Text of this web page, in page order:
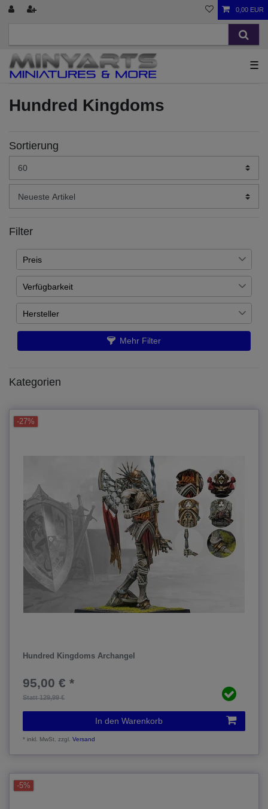
0,00 EUR
☰
Hundred Kingdoms
Sortierung
Filter
Preis
€ ― €
Übernehmen
Verfügbarkeit
Auf Lager 12
Hersteller
Para Bellum Wargames 12
Mehr Filter
Kategorien
-27%
Hundred Kingdoms Archangel
Statt 129,99 €
95,00 € *
In den Warenkorb
*inkl. MwSt. zzgl.Versand
-5%